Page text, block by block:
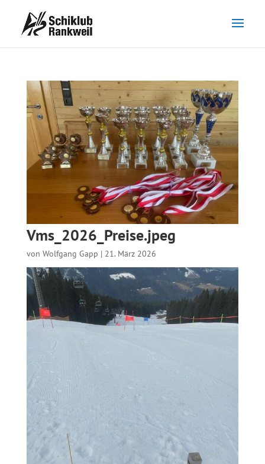
Vms_2026_Preise.jpeg
von Wolfgang Gapp | 21. März 2026